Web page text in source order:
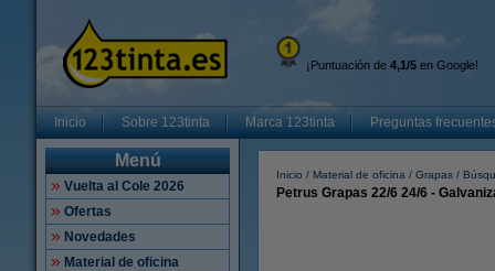
¡Puntuación de 4,1/5 en Google!
Inicio Sobre 123tinta Marca 123tinta Preguntas
Menú
Vuelta al Cole 2026
Ofertas
Novedades
Material de oficina
Inicio Material de oficina Grapas
Petrus Grapas 22/6 24/6 -